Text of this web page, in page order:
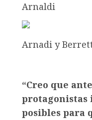
Arnaldi
Arnadi y
“Creo que
protagonistas
posibles para